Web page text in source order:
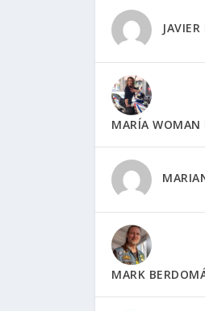
MARÍA
MARK